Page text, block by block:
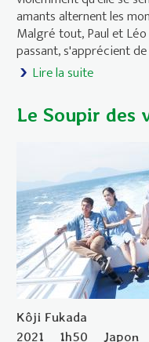
amants alternent les
Malgré tout, Paul et
passant, s'apprécient de
Lire la suite
Le Soupir des
Kôji Fukada
2021
1h50 Japon